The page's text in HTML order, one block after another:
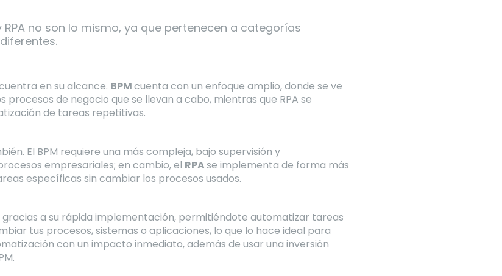
RPA no son lo mismo, ya que pertenecen a categorías
en su alcance. BPMcuenta con un enfoque amplio, donde se ve
procesos de negocio que se llevan a cabo, mientras que RPA se
de tareas repetitivas.
El BPM requiere una más compleja, bajo supervisión y
empresariales; en cambio, el RPAse implementa de forma más
específicas sin cambiar los procesos usados.
a su rápida implementación, permitiéndote automatizar tareas
tus procesos, sistemas o aplicaciones, lo que lo hace ideal para
con un impacto inmediato, además de usar una inversión